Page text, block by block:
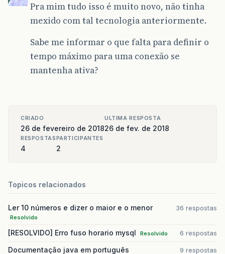
Pra mim tudo isso é muito novo, não tinha
mexido com tal tecnologia anteriormente.
Sabe me informar o que falta para definir o
tempo máximo para uma conexão se
mantenha ativa?
CRIADO
26 de fevereiro de 2018
ULTIMA RESPOSTA
26 de fev. de 2018
RESPOSTAS
4
PARTICIPANTES
2
Topicos relacionados
Ler 10 números e dizer o maior e o menor
Resolvido
36 respostas
[RESOLVIDO] Erro fuso horario mysql Resolvido 6 respostas
Documentação java em português 9 respostas